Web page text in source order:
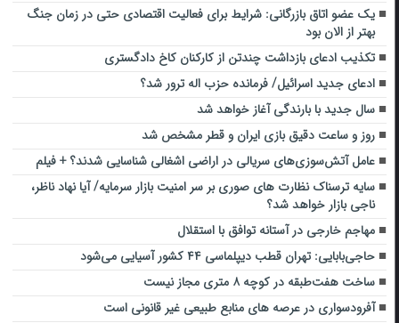
یک عضو اتاق بازرگانی: شرایط برای فعالیت اقتصادی حتی در زمان جنگ
بهتر از الان بود
تکذیب ادعای بازداشت چندتن از کارکنان کاخ دادگستری
ادعای جدید اسرائیل/ فرمانده حزب اله ترور شد؟
سال جدید با بارندگی آغاز خواهد شد
روز و ساعت دقیق بازی ایران و قطر مشخص شد
عامل آتش‌سوزی‌های سریالی در اراضی اشغالی شناسایی شدند؟ + فیلم
سایه ترسناک نظارت های صوری بر سر امنیت بازار سرمایه/ آیا نهاد ناظر،
ناجی بازار خواهد شد؟
مهاجم خارجی در آستانه توافق با استقلال
حاجی‌بابایی: تهران قطب دیپلماسی ۴۴ کشور آسیایی می‌شود
ساخت هفت‌طبقه در کوچه ۸ متری مجاز نیست
آفرودسواری در عرصه های منابع طبیعی غیر قانونی است